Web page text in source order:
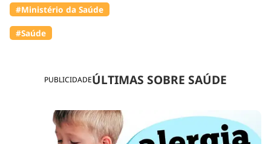
PUBLICIDADEÚLTIMAS SOBRE SAÚDE
#Ministério da Saúde
#Saúde